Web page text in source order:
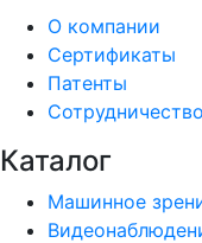
О компании
Сертификаты
Патенты
Сотрудничество
Каталог
Машинное